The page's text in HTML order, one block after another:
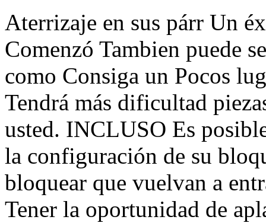
Aterrizaje en sus párr Un
Comenzó Tambien puede
como Consiga un Pocos
Tendrá más dificultad
usted. INCLUSO Es
la configuración de su
bloquear que vuelvan a
Tener la oportunidad de